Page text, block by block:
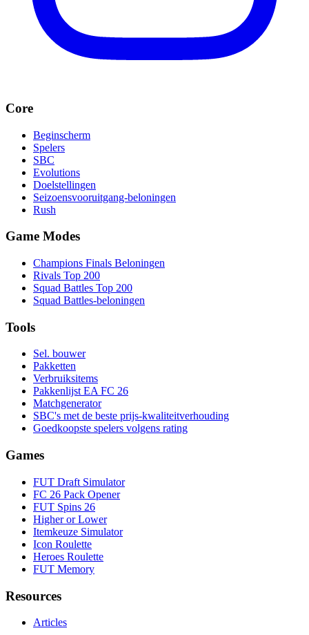
Core
Beginscherm
Spelers
SBC
Evolutions
Doelstellingen
Seizoensvooruitgang-beloningen
Rush
Game Modes
Champions Finals Beloningen
Rivals Top 200
Squad Battles Top 200
Squad Battles-beloningen
Tools
Sel. bouwer
Pakketten
Verbruiksitems
Pakkenlijst EA FC 26
Matchgenerator
SBC's met de beste prijs-kwaliteitverhouding
Goedkoopste spelers volgens rating
Games
FUT Draft Simulator
FC 26 Pack Opener
FUT Spins 26
Higher or Lower
Itemkeuze Simulator
Icon Roulette
Heroes Roulette
FUT Memory
Resources
Articles